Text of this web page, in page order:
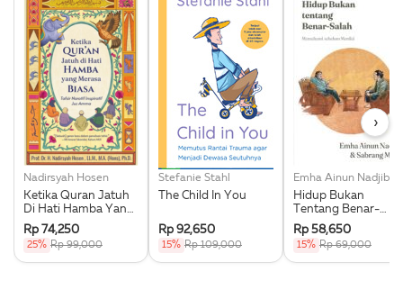
Nadirsyah Hosen
Ketika Quran Jatuh
Di Hati Hamba Yang
Merasa Biasa
Rp 74,250
25% Rp 99,000
Stefanie Stahl
The Child In You
Rp 92,650
15% Rp 109,000
Hidup Bukan
Tentang Benar-
Salah
Rp 58,650
15% Rp 69,000
›